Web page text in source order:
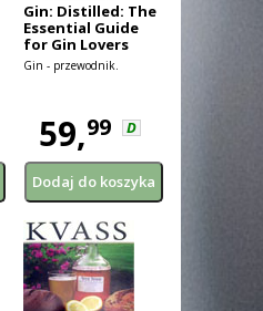
Gin: Distilled: The
Essential Guide
for Gin Lovers
Gin - przewodnik.
59,99 D